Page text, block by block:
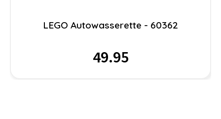
LEGO Autowasserette - 60362
49.95